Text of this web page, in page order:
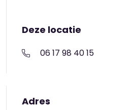
Deze locatie
06 17 98 40 15
Adres